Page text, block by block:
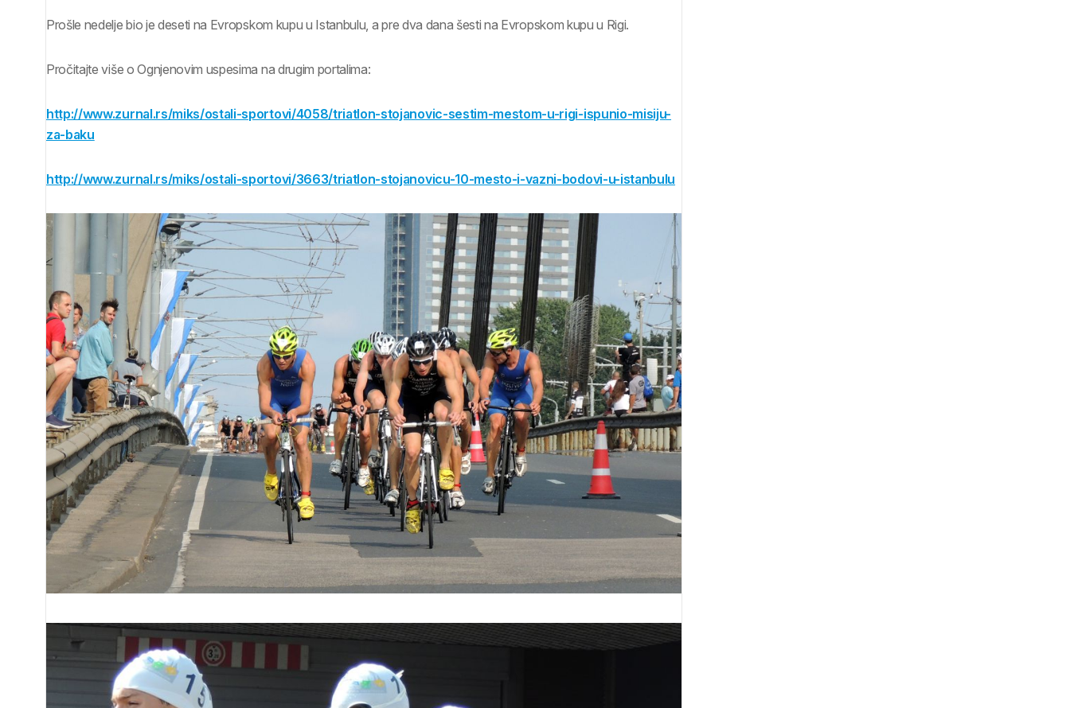
Prošle nedelje bio je deseti na Evropskom kupu u Istanbulu, a pre dva dana šesti na Evropskom kupu u Rigi.
Pročitajte više o Ognjenovim uspesima na drugim portalima:
http://www.zurnal.rs/miks/ostali-sportovi/4058/triatlon-stojanovic-sestim-mestom-u-rigi-ispunio-misiju-
za-baku
http://www.zurnal.rs/miks/ostali-sportovi/3663/triatlon-stojanovicu-10-mesto-i-vazni-bodovi-u-istanbulu